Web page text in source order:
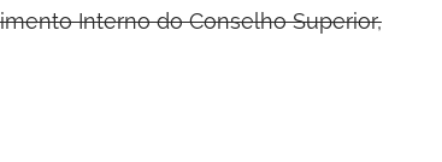
Interno do Conselho Superior,